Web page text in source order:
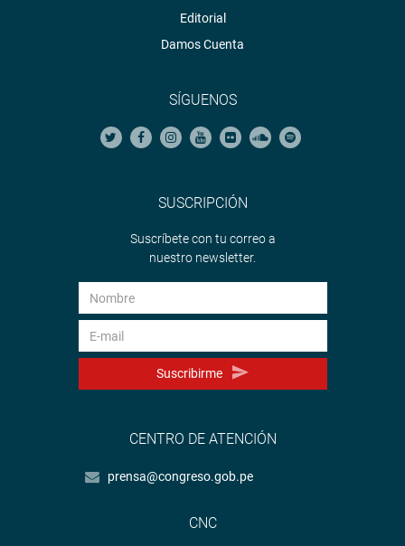
Editorial
Damos Cuenta
SÍGUENOS
SUSCRIPCIÓN
Suscríbete con tu correo a
nuestro newsletter.
Suscribirme
CENTRO DE ATENCIÓN
prensa@congreso.gob.pe
CNC